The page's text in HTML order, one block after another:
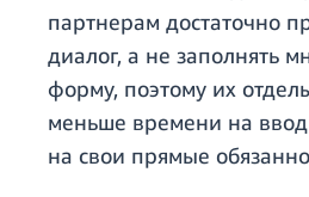
партнерам достаточно
диалог, а не заполнять
форму, поэтому их
меньше времени на
на свои прямые